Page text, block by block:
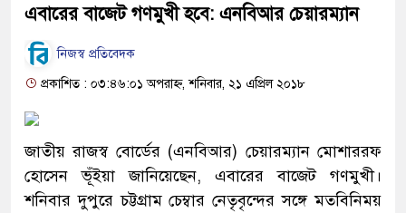
এবারের বাজেট গণমুখী হবে: এনবিআর চেয়ারম্যান
নিজস্ব প্রতিবেদক
প্রকাশিত : ০৩:৪৬:০১ অপরাহ্ন, শনিবার, ২১ এপ্রিল ২০১৮
জাতীয় রাজস্ব বোর্ডের (এনবিআর) চেয়ারম্যান মোশাররফ
হোসেন ভূঁইয়া জানিয়েছেন, এবারের বাজেট গণমুখী।
শনিবার দুপুরে চট্টগ্রাম চেম্বার নেতৃবৃন্দের সঙ্গে মতবিনিময়